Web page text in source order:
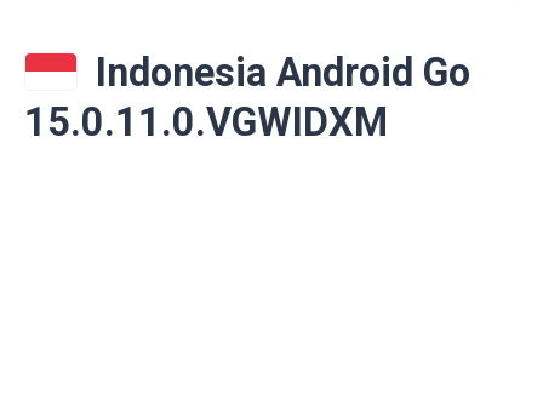
Indonesia Android Go
15.0.11.0.VGWIDXM